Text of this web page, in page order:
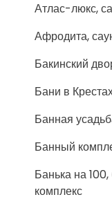
Атлас-люкс,
Афродита,
Бакинский
Бани в
Банная
Банный
Банька на
комплекс